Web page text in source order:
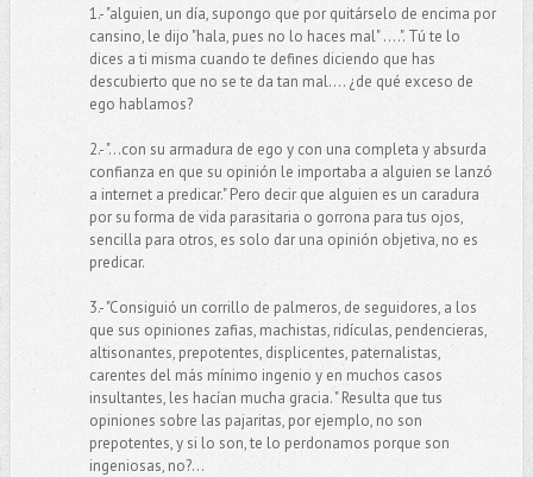
1.- "alguien, un día, supongo que por quitárselo de encima por
cansino, le dijo "hala, pues no lo haces mal" ....". Tú te lo
dices a ti misma cuando te defines diciendo que has
descubierto que no se te da tan mal.... ¿de qué exceso de
ego hablamos?
2.- "...con su armadura de ego y con una completa y absurda
confianza en que su opinión le importaba a alguien se lanzó
a internet a predicar." Pero decir que alguien es un caradura
por su forma de vida parasitaria o gorrona para tus ojos,
sencilla para otros, es solo dar una opinión objetiva, no es
predicar.
3.- "Consiguió un corrillo de palmeros, de seguidores, a los
que sus opiniones zafias, machistas, ridículas, pendencieras,
altisonantes, prepotentes, displicentes, paternalistas,
carentes del más mínimo ingenio y en muchos casos
insultantes, les hacían mucha gracia. " Resulta que tus
opiniones sobre las pajaritas, por ejemplo, no son
prepotentes, y si lo son, te lo perdonamos porque son
ingeniosas, no?...